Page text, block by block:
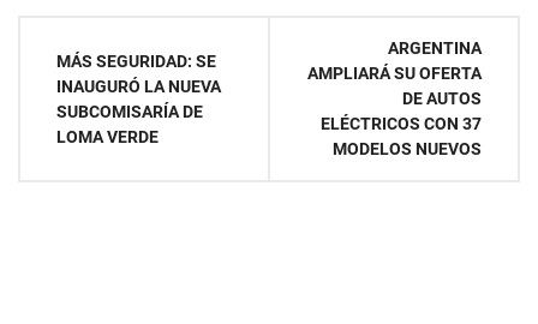
Navegación
entradas
MÁS SEGURIDAD: SE
INAUGURÓ LA NUEVA
SUBCOMISARÍA DE
LOMA VERDE
ARGENTINA
AMPLIARÁ SU OFERTA
DE AUTOS
ELÉCTRICOS CON 37
MODELOS NUEVOS